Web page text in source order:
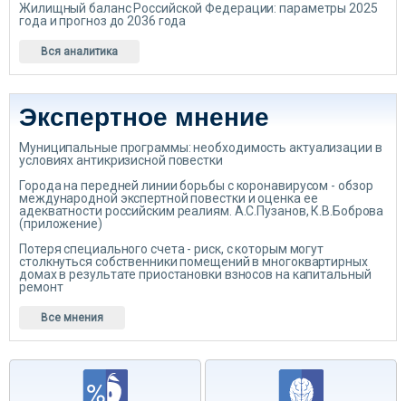
Жилищный баланс Российской Федерации: параметры 2025
года и прогноз до 2036 года
Вся аналитика
Экспертное мнение
Муниципальные программы: необходимость актуализации в
условиях антикризисной повестки
Города на передней линии борьбы с коронавирусом - обзор
международной экспертной повестки и оценка ее
адекватности российским реалиям. А.С.Пузанов, К.В.Боброва
(приложение)
Потеря специального счета - риск, с которым могут
столкнуться собственники помещений в многоквартирных
домах в результате приостановки взносов на капитальный
ремонт
Все мнения